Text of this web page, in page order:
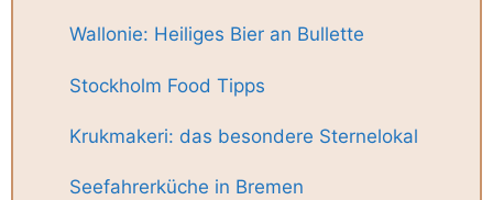
Wallonie: Heiliges Bier an Bullette
Stockholm Food Tipps
Krukmakeri: das besondere Sternelokal
Seefahrerküche in Bremen